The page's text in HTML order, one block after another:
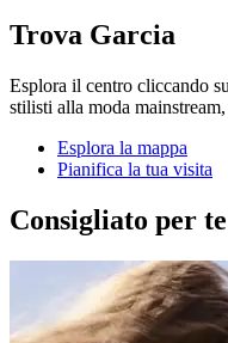
Trova Garcia
Esplora il centro cliccando
stilisti alla moda
Esplora la mappa
Pianifica la tua visita
Consigliato per te